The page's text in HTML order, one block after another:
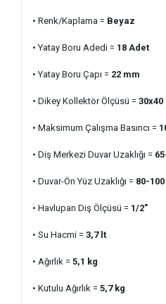
• Renk/Kaplama = Beyaz
• Yatay Boru Adedi = 18 Adet
• Yatay Boru Çapı = 22 mm
• Dikey Kollektör Ölçüsü =30x40
• Maksimum Çalışma Basıncı =
• Diş Merkezi Duvar Uzaklığı =
• Duvar-Ön Yüz Uzaklığı = 80-
• Havlupan Diş Ölçüsü = 1/2"
• Su Hacmi =3,7lt
• Ağırlık =5,1 kg
• Kutulu Ağırlık = 5,7kg